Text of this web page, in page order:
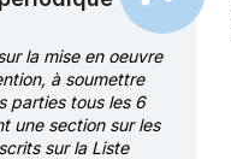
la mise en oeuvre
à soumettre
parties tous les 6
une section sur les
sur la Liste